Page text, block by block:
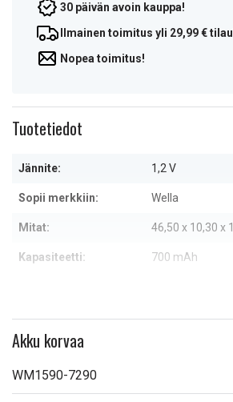
30 päivän avoin kauppa!
Ilmainen toimitus yli 29,99 €
Nopea toimitus!
Tuotetiedot
Jännite: 1,2 V
Sopii merkkiin: Wella
Mitat: 46,50 x 10,30 x
Kapasiteetti: 700 mAh
Akku korvaa
WM1590-7290